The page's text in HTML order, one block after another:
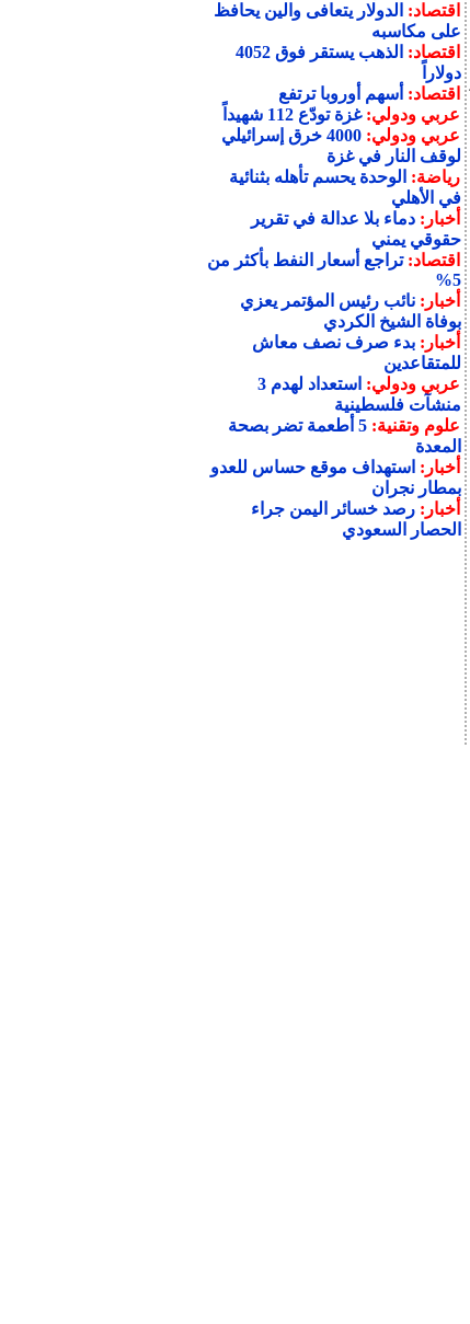
اقتصاد: الدولار يتعافى والين يحافظ
على مكاسبه
اقتصاد:
الذهب يستقر فوق 4052
دولاراً
اقتصاد: أسهم أوروبا ترتفع
عربي ودولي:غزة تودّع 112 شهيداً
عربي ودولي:
4000 خرق إسرائيلي
لوقف النار في غزة
رياضة: الوحدة يحسم تأهله بثنائية
في الأهلي
أخبار:دماء بلا عدالة في تقرير
حقوقي يمني
اقتصاد:تراجع أسعار النفط بأكثر من
5%
أخبار:نائب رئيس المؤتمر يعزي
بوفاة الشيخ الكردي
أخبار:بدء صرف نصف معاش
للمتقاعدين
عربي ودولي:
استعداد لهدم 3
منشآت فلسطينية
علوم وتقنية:
5 أطعمة تضر بصحة
المعدة
أخبار: استهداف موقع حساس للعدو
بمطار نجران
أخبار:رصد خسائر اليمن جراء
الحصار السعودي